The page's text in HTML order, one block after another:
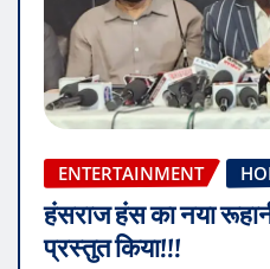
ENTERTAINMENT
हंसराज हंस का नया
प्रस्तुत किया!!!